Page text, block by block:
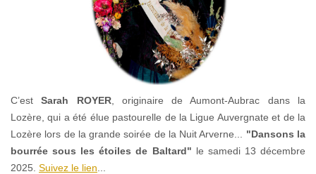
C’estSarah ROYER, originaire de Aumont-Aubrac dans la
Lozère, qui a été élue pastourelle de la Ligue Auvergnate et de la
Lozère lors de la grande soirée de la Nuit Arverne...
"Dansons la
bourrée sous les étoiles de Baltard" le samedi 13 décembre
2025. Suivez le lien